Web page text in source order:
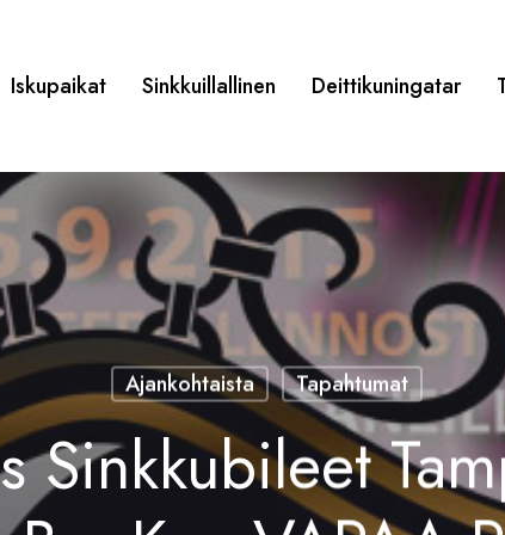
Iskupaikat Sinkkuillallinen Deittikuningatar
Ajankohtaista Tapahtumat
Sinkkubileet